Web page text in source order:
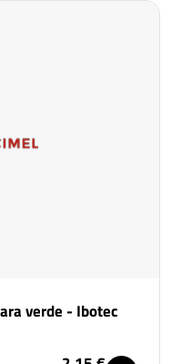
verde - Ibotec